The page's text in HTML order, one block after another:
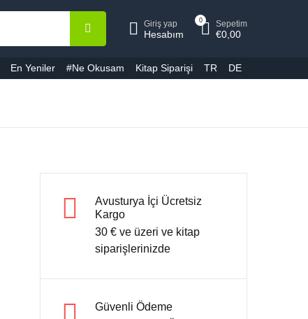
Giriş yap
Hesabım
0 Sepetim
€0,00
En Yeniler #Ne Okusam Kitap Siparişi TR DE
Kapat
Kapat
Avusturya İçi Ücretsiz
Kargo
30 € ve üzeri ve kitap
siparişlerinizde
Güvenli Ödeme